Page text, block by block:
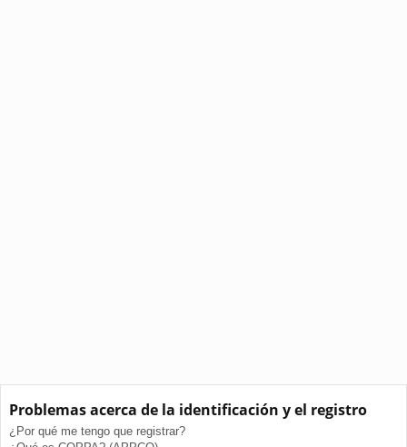
Problemas acerca de la identificación y el registro
¿Por qué me tengo que registrar?